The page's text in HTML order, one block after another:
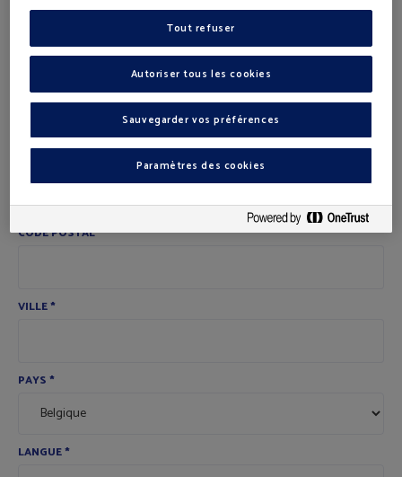
TÉLÉPHONE*
CODE POSTAL*
VILLE*
PAYS *
LANGUE*
Tout refuser
Autoriser tous les cookies
Sauvegarder vos préférences
Paramètres des cookies